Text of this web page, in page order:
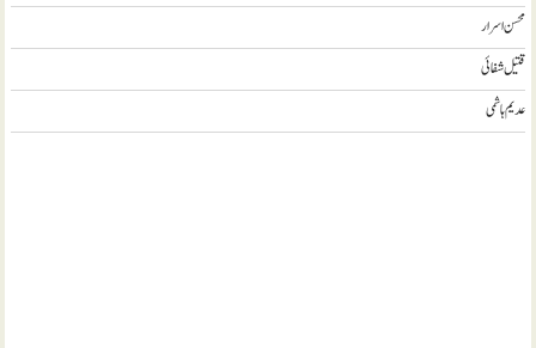
محسن اسرار
قتیل شفائی
عدیم ہاشمی